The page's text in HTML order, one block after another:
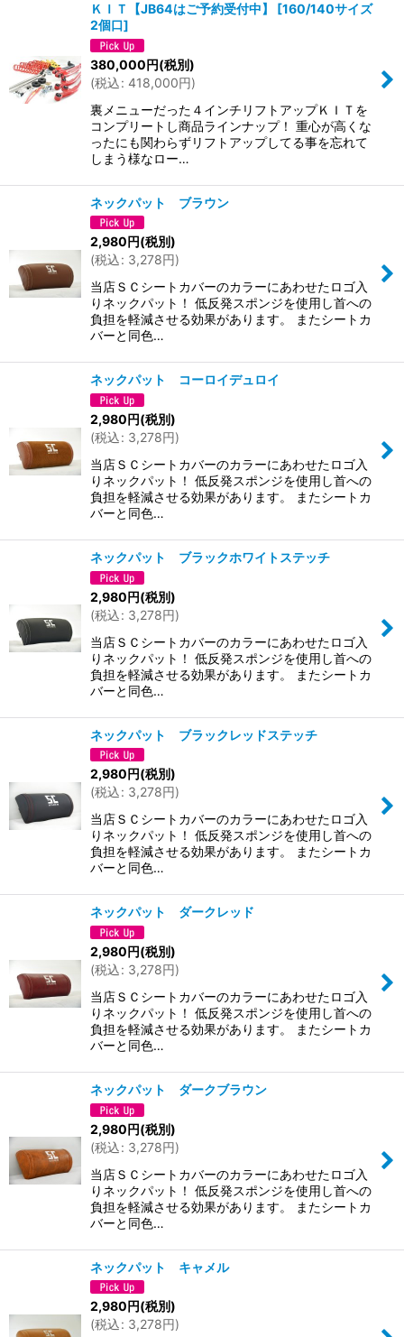
ＫＩＴ【JB64はご予約受付中】
[160/140サイズ
2個口]
380,000円(税別)
(税込: 418,000円)
裏メニューだった４インチリフトアップＫＩＴを
コンプリートし商品ラインナップ！ 重心が高くな
ったにも関わらずリフトアップしてる事を忘れて
しまう様なロー…
ネックパット ブラウン
2,980円(税別)
(税込: 3,278円)
当店ＳＣシートカバーのカラーにあわせたロゴ入
りネックパット！ 低反発スポンジを使用し首への
負担を軽減させる効果があります。 またシートカ
バーと同色…
ネックパット コーロイデュロイ
2,980円(税別)
(税込: 3,278円)
当店ＳＣシートカバーのカラーにあわせたロゴ入
りネックパット！ 低反発スポンジを使用し首への
負担を軽減させる効果があります。 またシートカ
バーと同色…
ネックパット ブラックホワイトステッチ
2,980円(税別)
(税込: 3,278円)
当店ＳＣシートカバーのカラーにあわせたロゴ入
りネックパット！ 低反発スポンジを使用し首への
負担を軽減させる効果があります。 またシートカ
バーと同色…
ネックパット ブラックレッドステッチ
2,980円(税別)
(税込: 3,278円)
当店ＳＣシートカバーのカラーにあわせたロゴ入
りネックパット！ 低反発スポンジを使用し首への
負担を軽減させる効果があります。 またシートカ
バーと同色…
ネックパット ダークレッド
2,980円(税別)
(税込: 3,278円)
当店ＳＣシートカバーのカラーにあわせたロゴ入
りネックパット！ 低反発スポンジを使用し首への
負担を軽減させる効果があります。 またシートカ
バーと同色…
ネックパット ダークブラウン
2,980円(税別)
(税込: 3,278円)
当店ＳＣシートカバーのカラーにあわせたロゴ入
りネックパット！ 低反発スポンジを使用し首への
負担を軽減させる効果があります。 またシートカ
バーと同色…
ネックパット キャメル
2,980円(税別)
(税込: 3,278円)